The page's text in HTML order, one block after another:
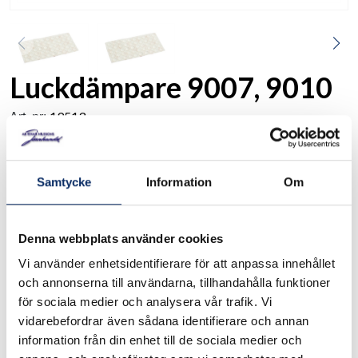
Samtycke Information Om
Denna webbplats använder cookies
Vi använder enhetsidentifierare för att anpassa innehållet
och annonserna till användarna, tillhandahålla funktioner
för sociala medier och analysera vår trafik. Vi
vidarebefordrar även sådana identifierare och annan
information från din enhet till de sociala medier och
Luckdämpare 9007, 9010
Art. nr: 19513
8x2,2 mm 50 st/förp.
VäljStorlek
Välj Storlek